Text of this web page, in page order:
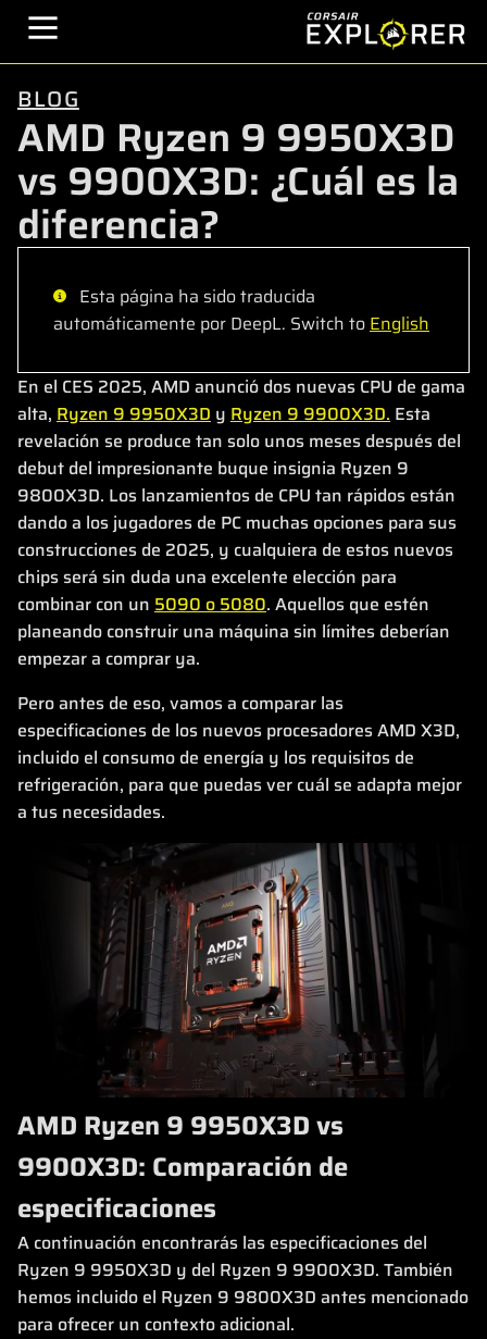
BLOG
AMD Ryzen 9 9950X3D
vs 9900X3D: ¿Cuál es la
diferencia?
Esta página ha sido traducida
automáticamente por DeepL. Switch toEnglish
En el CES 2025, AMD anunció dos nuevas CPU de gama
alta, Ryzen 9 9950X3D y Ryzen 9 9900X3D. Esta
revelación se produce tan solo unos meses después del
debut del impresionante buque insignia Ryzen 9
9800X3D. Los lanzamientos de CPU tan rápidos están
dando a los jugadores de PC muchas opciones para sus
construcciones de 2025, y cualquiera de estos nuevos
chips será sin duda una excelente elección para
combinar con un 5090 o 5080. Aquellos que estén
planeando construir una máquina sin límites deberían
empezar a comprar ya.
Pero antes de eso, vamos a comparar las
especificaciones de los nuevos procesadores AMD X3D,
incluido el consumo de energía y los requisitos de
refrigeración, para que puedas ver cuál se adapta mejor
a tus necesidades.
AMD Ryzen 9 9950X3D vs
9900X3D: Comparación de
especificaciones
A continuación encontrarás las especificaciones del
Ryzen 9 9950X3D y del Ryzen 9 9900X3D. También
hemos incluido el Ryzen 9 9800X3D antes mencionado
para ofrecer un contexto adicional.